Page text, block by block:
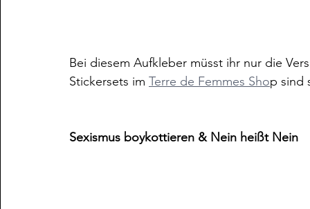
Bei diesem Aufkleber müsst ihr nur die
Stickersets im Terre de Femmes Shop sind
Sexismus boykottieren & Nein heißt Nein